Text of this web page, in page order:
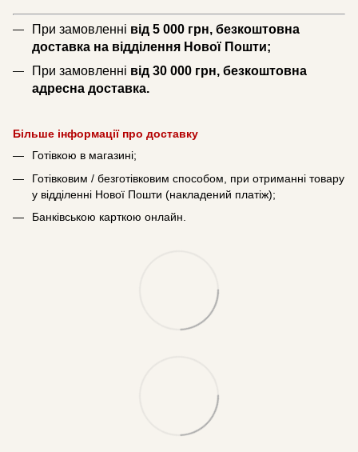
При замовленні від 5 000 грн, безкоштовна
доставка на відділення Нової Пошти;
При замовленні від 30 000 грн, безкоштовна
адресна доставка.
Більше інформації про доставку
Готівкою в магазині;
Готівковим / безготівковим способом, при отриманні товару
у відділенні Нової Пошти (накладений платіж);
Банківською карткою онлайн.